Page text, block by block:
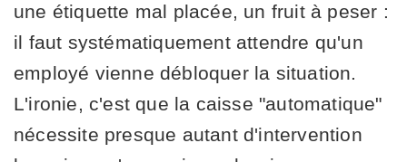
une étiquette mal placée, un fruit à peser :
il faut systématiquement attendre qu'un
employé vienne débloquer la situation.
L'ironie, c'est que la caisse "automatique"
nécessite presque autant d'intervention